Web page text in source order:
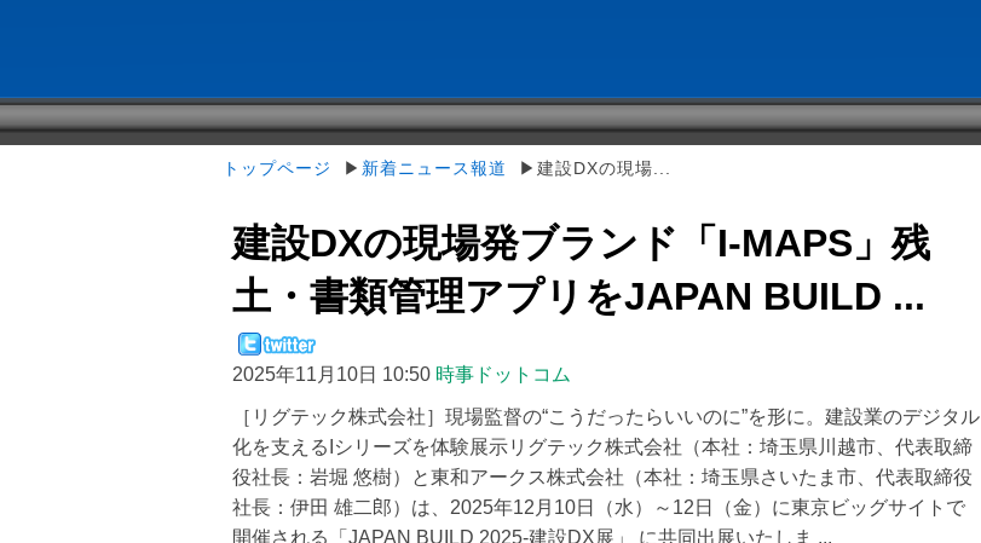
トップページ ▶ 新着ニュース報道 ▶建設DXの現場...
建設DXの現場発ブランド「I-MAPS」残
土・書類管理アプリをJAPAN BUILD ...
2025年11月10日 10:50 時事ドットコム
［リグテック株式会社］現場監督の“こうだったらいいのに”を形に。建設業のデジタル
化を支えるIシリーズを体験展示リグテック株式会社（本社：埼玉県川越市、代表取締
役社長：岩堀 悠樹）と東和アークス株式会社（本社：埼玉県さいたま市、代表取締役
社長：伊田 雄二郎）は、2025年12月10日（水）～12日（金）に東京ビッグサイトで
開催される「JAPAN BUILD 2025-建設DX展」 に共同出展いたしま ...